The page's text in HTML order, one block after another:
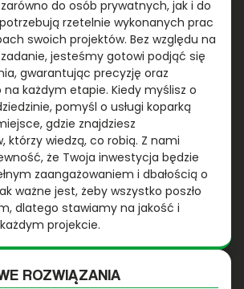
do osób prywatnych, jak i do
rzetelnie wykonanych prac
swoich projektów. Bez względu na
jesteśmy gotowi podjąć się
gwarantując precyzję oraz
każdym etapie. Kiedy myślisz o
pomyśl o usługi koparką
gdzie znajdziesz
którzy wiedzą, co robią. Z nami
że Twoja inwestycja będzie
zaangażowaniem i dbałością o
ważne jest, żeby wszystko poszło
dlatego stawiamy na jakość i
projekcie.
ROZWIĄZANIA